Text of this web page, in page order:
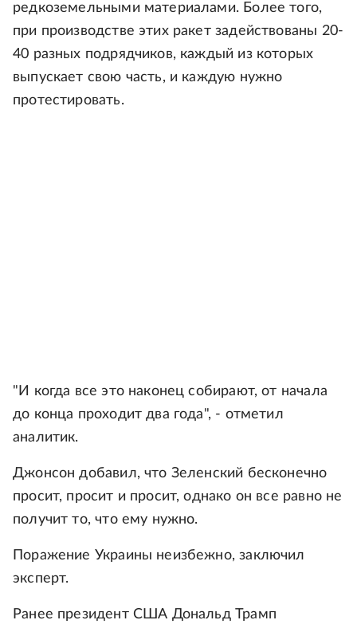
редкоземельными материалами. Более того,
при производстве этих ракет задействованы 20-
40 разных подрядчиков, каждый из которых
выпускает свою часть, и каждую нужно
протестировать.
"И когда все это наконец собирают, от начала
до конца проходит два года", - отметил
аналитик.
Джонсон добавил, что Зеленский бесконечно
просит, просит и просит, однако он все равно не
получит то, что ему нужно.
Поражение Украины неизбежно, заключил
эксперт.
Ранее президент США Дональд Трамп